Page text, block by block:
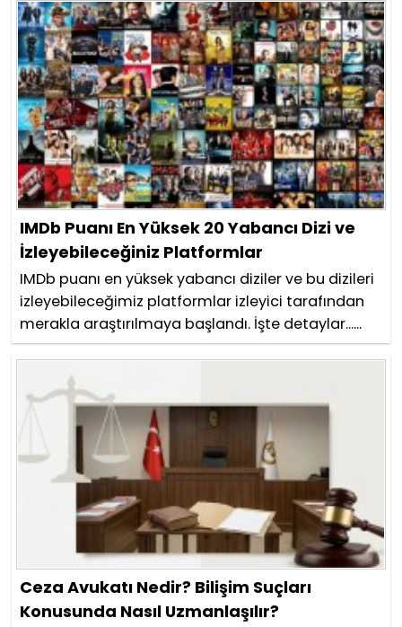
IMDb Puanı En Yüksek 20 Yabancı Dizi ve
İzleyebileceğiniz Platformlar
IMDb puanı en yüksek yabancı diziler ve bu dizileri
izleyebileceğimiz platformlar izleyici tarafından
merakla araştırılmaya başlandı. İşte detaylar......
Ceza Avukatı Nedir? Bilişim Suçları
Konusunda Nasıl Uzmanlaşılır?